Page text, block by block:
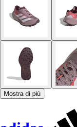
Mostra di più